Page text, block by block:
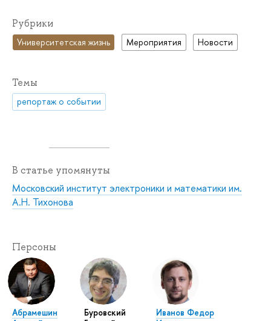
Рубрики
Университетская жизнь Мероприятия Новости
Темы
репортаж о событии
В статье упомянуты
Московский институт электроники и математики им.
А.Н. Тихонова
Персоны
Абрамешин
Буровский
Иванов Федор